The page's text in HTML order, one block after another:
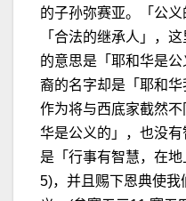
的子孙弥赛亚。「公
「合法的继承人」，
的意思是「耶和华是
裔的名字却是「耶和
作为将与西底家截然
华是公义的」，也没
是「行事有智慧，在
5)，并且赐下恩典使